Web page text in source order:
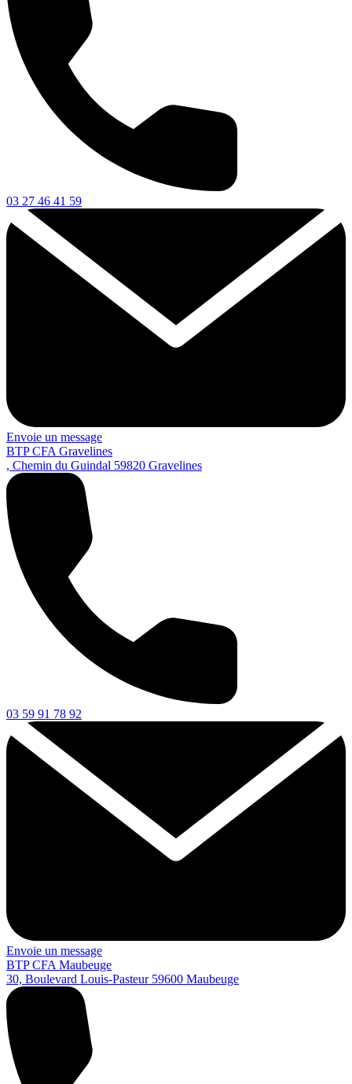
03 27 46 41 59
Envoie un message
BTP CFA Gravelines
, Chemin du Guindal 59820 Gravelines
03 59 91 78 92
Envoie un message
BTP CFA Maubeuge
30, Boulevard Louis-Pasteur 59600 Maubeuge